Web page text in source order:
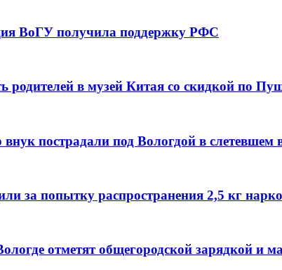
ВоГУ получила поддержку РФС
родителей в музей Китая со скидкой по
внук пострадали под Вологдой в слетевшем
за попытку распространения 2,5 кг
отметят общегородской зарядкой и